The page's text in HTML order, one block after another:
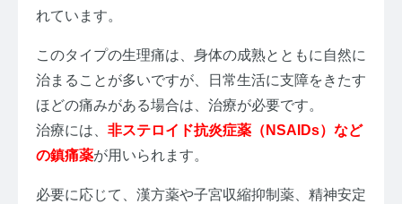
れています。
このタイプの生理痛は、身体の成熟とともに自然に
治まることが多いですが、日常生活に支障をきたす
ほどの痛みがある場合は、治療が必要です。
治療には、 非ステロイド抗炎症薬（NSAIDs）など
の鎮痛薬が用いられます。
必要に応じて、漢方薬や子宮収縮抑制薬、精神安定